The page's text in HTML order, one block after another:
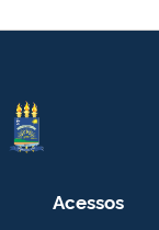
Acessos